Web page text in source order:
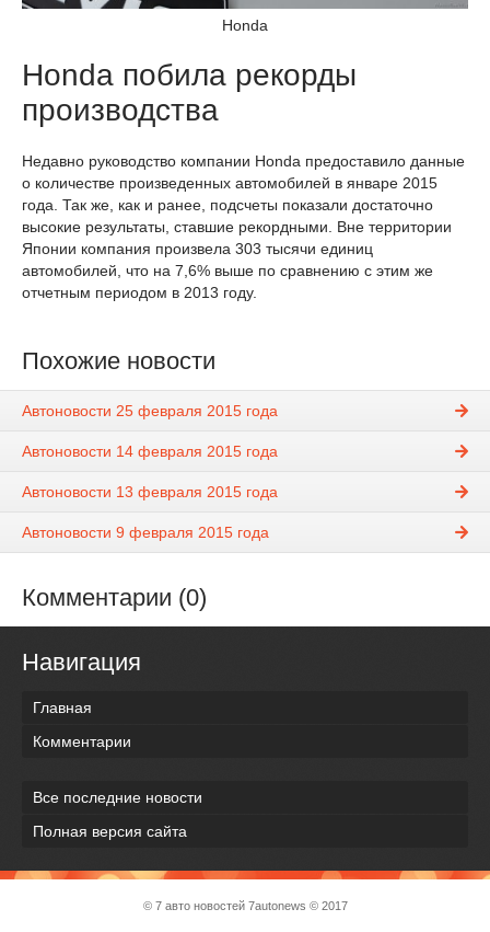
Honda
Honda побила рекорды
производства
Недавно руководство компании Honda предоставило данные
о количестве произведенных автомобилей в январе 2015
года. Так же, как и ранее, подсчеты показали достаточно
высокие результаты, ставшие рекордными. Вне территории
Японии компания произвела 303 тысячи единиц
автомобилей, что на 7,6% выше по сравнению с этим же
отчетным периодом в 2013 году.
Похожие новости
Автоновости 25 февраля 2015 года
Автоновости 14 февраля 2015 года
Автоновости 13 февраля 2015 года
Автоновости 9 февраля 2015 года
Комментарии (0)
Навигация
Главная
Комментарии
Все последние новости
Полная версия сайта
© 7 авто новостей 7autonews © 2017